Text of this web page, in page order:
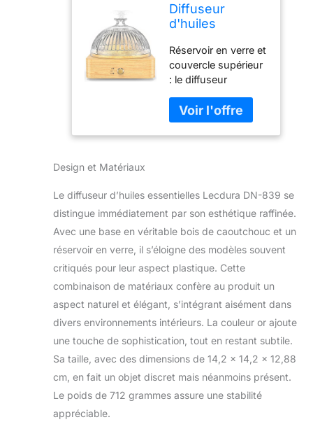
Diffuseur
d'huiles
Verre, diffuseur
d'aromathérapie
à ultrasons de
200 ML avec
réservoir en
Verre, Base en
Bois, minuteur
diffuseur d'air à
dôme sans
Réservoir en verre et
couvercle supérieur
: le diffuseur
ultrasons Lecdura
continue à
conserver le design
pour garantir que
l'huile essentielle
d'origine est
l'aromathérapie, ce
qui est plus sain, sûr
et dernière
intervention en
une base en bois
pour correspondre à
l'élégance classique
de la décoration de
diffuseur d'huile en
Design et Matériaux
Le diffuseur d’huiles essentielles Lecdura DN-839 se
distingue immédiatement par son esthétique raffinée.
Avec une base en véritable bois de caoutchouc et un
réservoir en verre, il s’éloigne des modèles souvent
critiqués pour leur aspect plastique. Cette
combinaison de matériaux confère au produit un
aspect naturel et élégant, s’intégrant aisément dans
divers environnements intérieurs. La couleur or ajoute
une touche de sophistication, tout en restant subtile.
Sa taille, avec des dimensions de 14,2 x 14,2 x 12,88
cm, en fait un objet discret mais néanmoins présent.
Le poids de 712 grammes assure une stabilité
appréciable.